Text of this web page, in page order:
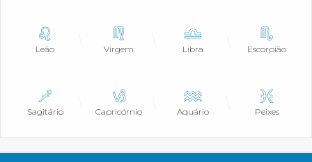
Leão Virgem Libra Escorpião
Sagitário Capricórnio Aquário Peixes